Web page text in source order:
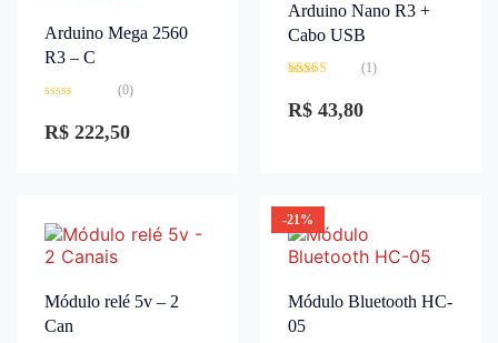
Arduino Mega 2560
R3 – C
0
de
(0)
R$ 222,50
Arduino Nano R3 +
Cabo USB
3.00 de
5
(1)
R$ 43,80
Módulo relé 5v – 2
Can
-21%
Módulo Bluetooth HC-
05